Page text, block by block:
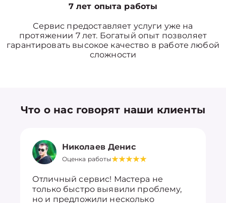
7 лет опыта работы
Сервис предоставляет услуги уже на
протяжении 7 лет. Богатый опыт позволяет
гарантировать высокое качество в работе любой
сложности
Что о нас говорят наши клиенты
Николаев Денис
Оценка работы
Отличный сервис! Мастера не
только быстро выявили проблему,
но и предложили несколько